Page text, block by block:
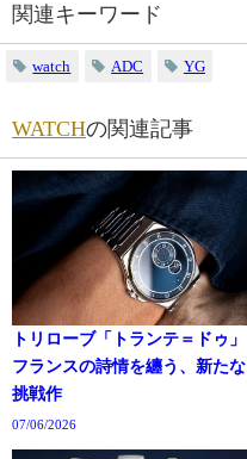
関連キーワード
watch ADC YG
WATCHの関連記事
トリローブ「トランテ＝ドゥ」
フランスの詩情を纏う、新たな
挑戦作
07/06/2026